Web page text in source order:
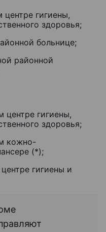
гигиены,
здоровья;
больнице;
районной
центре гигиены,
здоровья;
кожно-
(*);
гигиены и